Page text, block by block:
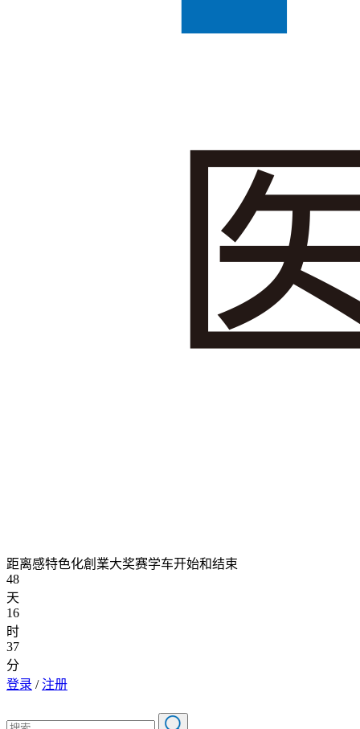
距离感特色化創業大奖赛学车开始和结束
48
天
16
时
37
分
登录 /注册